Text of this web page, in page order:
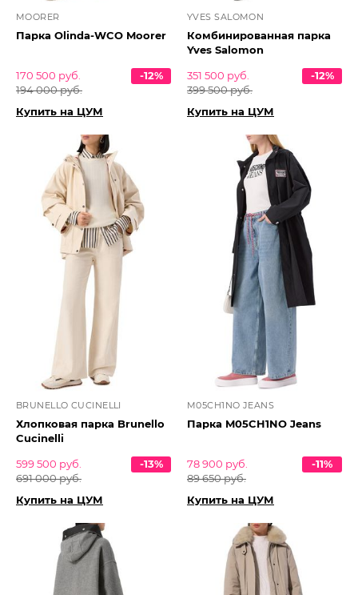
MOORER
Парка Olinda-WCO Moorer
170 500 руб.
194 000 руб.
-12%
Купить на ЦУМ
YVES SALOMON
Комбинированная парка
Yves Salomon
351 500 руб.
399 500 руб.
-12%
Купить на ЦУМ
BRUNELLO CUCINELLI
Хлопковая парка Brunello
Cucinelli
599 500 руб.
691 000 руб.
-13%
Купить на ЦУМ
M05CH1NO JEANS
Парка M05CH1NO Jeans
78 900 руб.
89 650 руб.
-11%
Купить на ЦУМ